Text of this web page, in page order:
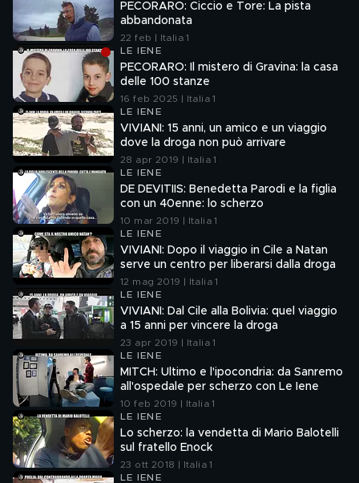
PECORARO: Ciccio e Tore: La pista
abbandonata
22 feb | Italia 1
LE IENE
PECORARO: Il mistero di Gravina: la casa
delle 100 stanze
16 feb 2025 | Italia 1
LE IENE
VIVIANI: 15 anni, un amico e un viaggio
dove la droga non può arrivare
28 apr 2019 | Italia 1
LE IENE
DE DEVITIIS: Benedetta Parodi e la figlia
con un 40enne: lo scherzo
10 mar 2019 | Italia 1
LE IENE
VIVIANI: Dopo il viaggio in Cile a Natan
serve un centro per liberarsi dalla droga
12 mag 2019 | Italia 1
LE IENE
VIVIANI: Dal Cile alla Bolivia: quel viaggio
a 15 anni per vincere la droga
23 apr 2019 | Italia 1
LE IENE
MITCH: Ultimo e l'ipocondria: da Sanremo
all'ospedale per scherzo con Le Iene
10 feb 2019 | Italia 1
LE IENE
Lo scherzo: la vendetta di Mario Balotelli
sul fratello Enock
23 ott 2018 | Italia 1
LE IENE